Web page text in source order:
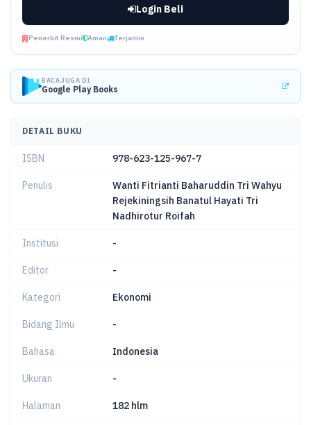
Login Beli
Penerbit Resmi Aman Terjamin
BACA JUGA DI
Google Play Books
DETAIL BUKU
ISBN 978-623-125-967-7
Penulis
Wanti Fitrianti Baharuddin Tri Wahyu
Rejekiningsih Banatul Hayati Tri
Nadhirotur Roifah
Institusi -
Editor -
Kategori Ekonomi
Bidang Ilmu -
Bahasa Indonesia
Ukuran -
Halaman 182 hlm